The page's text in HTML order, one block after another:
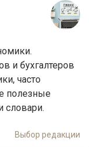
и бухгалтеров
часто
полезные
словари.
Выбор редакции